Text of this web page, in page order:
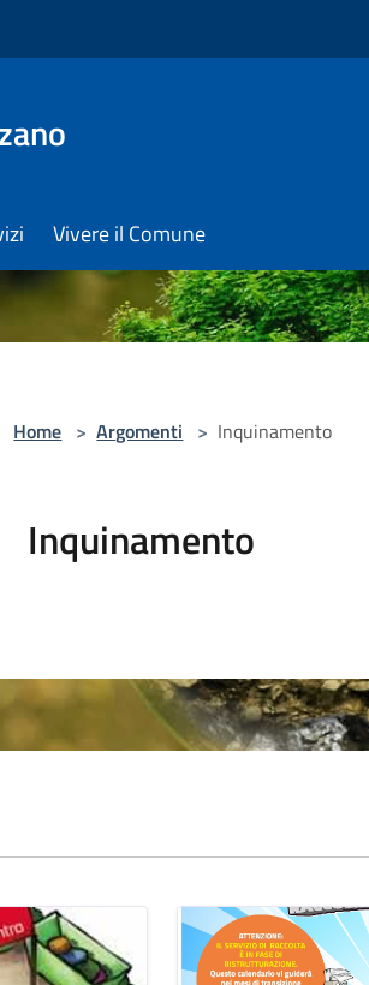
Vivere il Comune
Home > Argomenti > Inquinamento
Inquinamento